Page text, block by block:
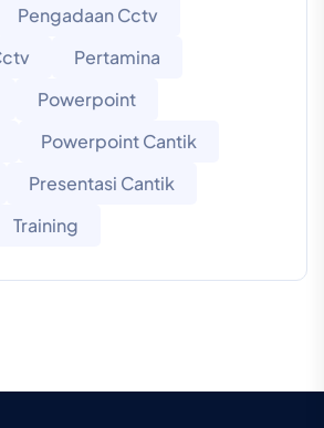
Pengadaan Cctv
Pertamina
Powerpoint
Powerpoint Cantik
Presentasi Cantik
Training